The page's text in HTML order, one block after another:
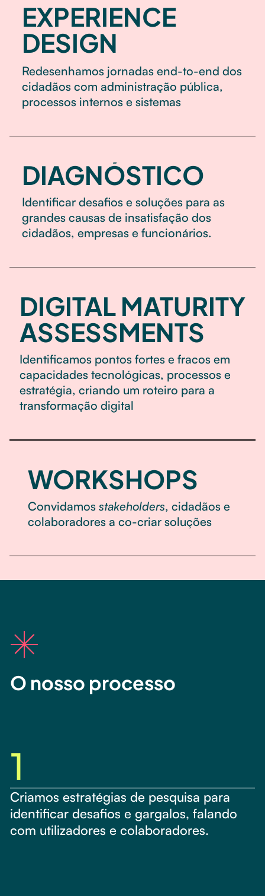
EXPERIENCE
DESIGN
Redesenhamos jornadas end-to-end dos
cidadãos com administração pública,
processos internos e sistemas
DIAGNÓSTICO
Identificar desafios e soluções para as
grandes causas de insatisfação dos
cidadãos, empresas e funcionários.
DIGITAL MATURITY
ASSESSMENTS
Identificamos pontos fortes e fracos em
capacidades tecnológicas, processos e
estratégia, criando um roteiro para a
transformação digital
WORKSHOPS
Convidamosstakeholders, cidadãos e
colaboradores a co-criar soluções
O nosso processo
1
Criamos estratégias de pesquisa para
identificar desafios e gargalos, falando
com utilizadores e colaboradores.